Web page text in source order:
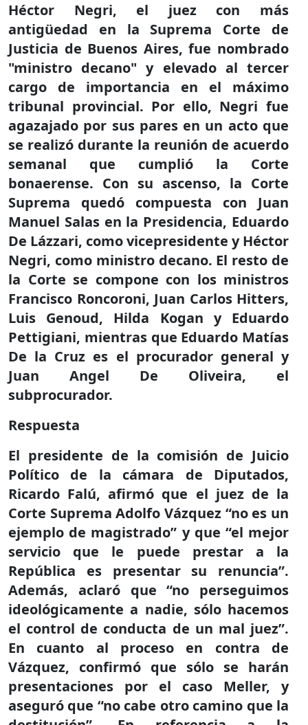
Héctor Negri, el juez con más
antigüedad en la Suprema Corte de
Justicia de Buenos Aires, fue nombrado
"ministro decano" y elevado al tercer
cargo de importancia en el máximo
tribunal provincial. Por ello, Negri fue
agazajado por sus pares en un acto que
se realizó durante la reunión de acuerdo
semanal que cumplió la Corte
bonaerense. Con su ascenso, la Corte
Suprema quedó compuesta con Juan
Manuel Salas en la Presidencia, Eduardo
De Lázzari, como vicepresidente y Héctor
Negri, como ministro decano. El resto de
la Corte se compone con los ministros
Francisco Roncoroni, Juan Carlos Hitters,
Luis Genoud, Hilda Kogan y Eduardo
Pettigiani, mientras que Eduardo Matías
De la Cruz es el procurador general y
Juan Angel De Oliveira, el
subprocurador.
Respuesta
El presidente de la comisión de Juicio
Político de la cámara de Diputados,
Ricardo Falú, afirmó que el juez de la
Corte Suprema Adolfo Vázquez “no es un
ejemplo de magistrado” y que “el mejor
servicio que le puede prestar a la
República es presentar su renuncia”.
Además, aclaró que “no perseguimos
ideológicamente a nadie, sólo hacemos
el control de conducta de un mal juez”.
En cuanto al proceso en contra de
Vázquez, confirmó que sólo se harán
presentaciones por el caso Meller, y
aseguró que “no cabe otro camino que la